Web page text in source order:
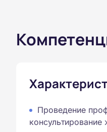
Проведение